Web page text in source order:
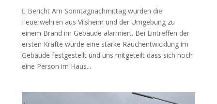
 Bericht Am Sonntagnachmittag wurden die
Feuerwehren aus Vilsheim und der Umgebung zu
einem Brand im Gebäude alarmiert. Bei Eintreffen der
ersten Kräfte wurde eine starke Rauchentwicklung im
Gebäude festgestellt und uns mitgeteilt dass sich noch
eine Person im Haus...